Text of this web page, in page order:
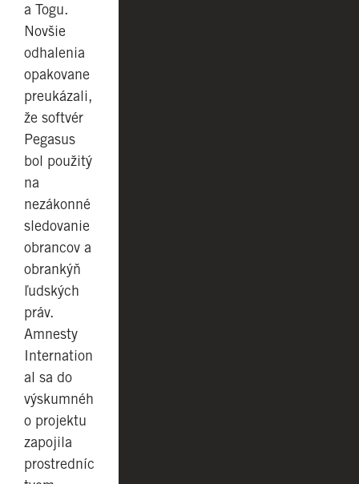
a Togu.
Novšie
odhalenia
opakovane
preukázali,
že softvér
Pegasus
bol použitý
na
nezákonné
sledovanie
obrancov a
obrankýň
ľudských
práv.
Amnesty
Internation
al sa do
výskumnéh
o projektu
zapojila
prostredníc